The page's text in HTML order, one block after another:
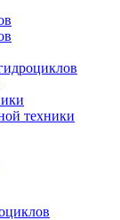
техники